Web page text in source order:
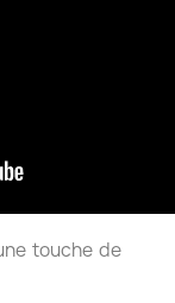
touche de